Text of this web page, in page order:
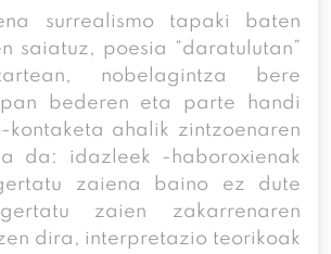
surrealismo tapaki baten
saiatuz, poesia “daratulutan”
nobelagintza bere
bederen eta parte handi
kontaketa ahalik zintzoenaren
da: idazleek -haboroxienak
zaiena baino ez dute
zaien zakarrenaren
dira, interpretazio teorikoak